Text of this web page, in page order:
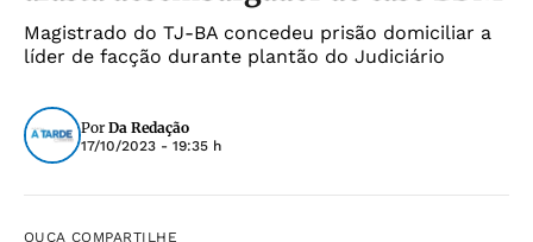
Magistrado do TJ-BA concedeu prisão domiciliar a
líder de facção durante plantão do Judiciário
Por Da Redação
17/10/2023 - 19:35 h
OUÇA COMPARTILHE